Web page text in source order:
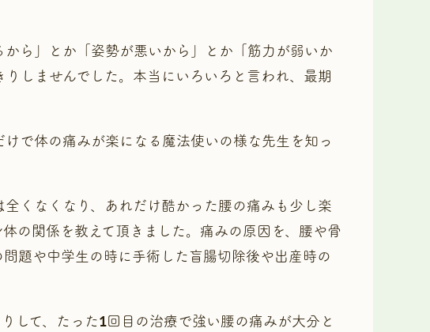
ら」とか「姿勢が悪いから」とか「筋力が弱いか
しませんでした。本当にいろいろと言われ、最期
で体の痛みが楽になる魔法使いの様な先生を知っ
くなくなり、あれだけ酷かった腰の痛みも少し楽
の関係を教えて頂きました。痛みの原因を、腰や骨
題や中学生の時に手術した盲腸切除後や出産時の
して、たった1回目の治療で強い腰の痛みが大分と